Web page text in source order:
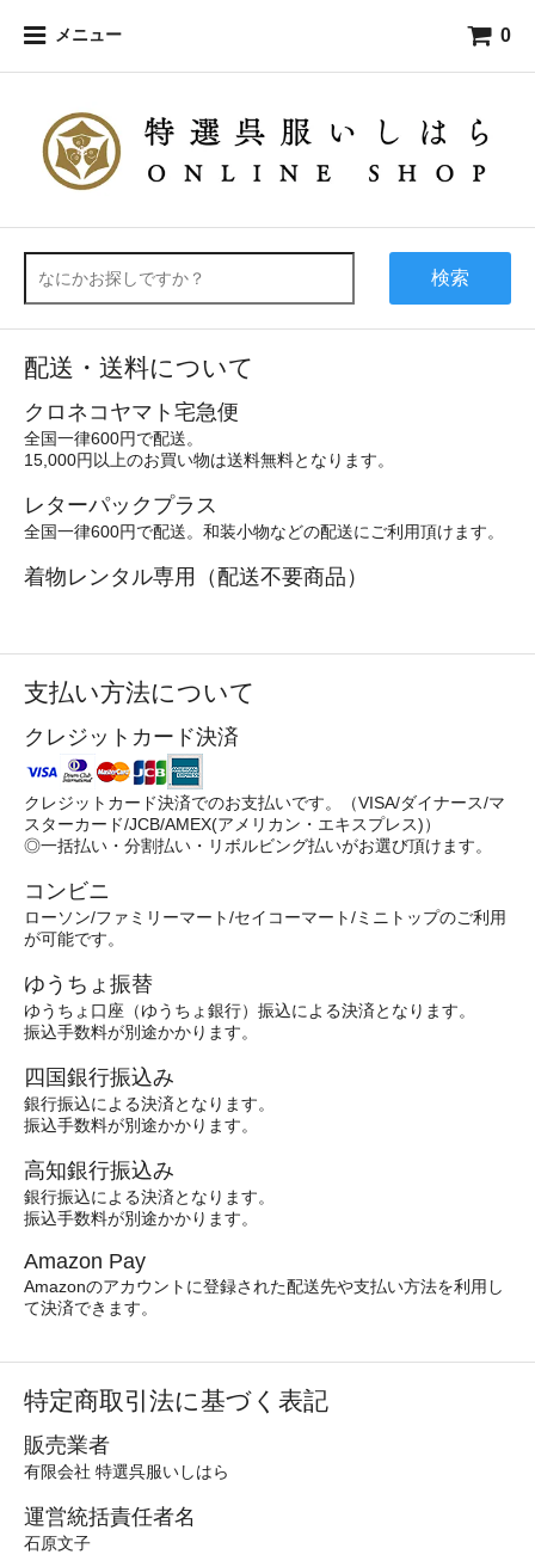
メニュー 0
検索
配送・送料について
クロネコヤマト宅急便
全国一律600円で配送。
15,000円以上のお買い物は送料無料となります。
レターパックプラス
全国一律600円で配送。和装小物などの配送にご利用頂けます。
着物レンタル専用（配送不要商品）
支払い方法について
クレジットカード決済
クレジットカード決済でのお支払いです。（VISA/ダイナース/マ
スターカード/JCB/AMEX(アメリカン・エキスプレス)）
◎一括払い・分割払い・リボルビング払いがお選び頂けます。
コンビニ
ローソン/ファミリーマート/セイコーマート/ミニトップのご利用
が可能です。
ゆうちょ振替
ゆうちょ口座（ゆうちょ銀行）振込による決済となります。
振込手数料が別途かかります。
四国銀行振込み
銀行振込による決済となります。
振込手数料が別途かかります。
高知銀行振込み
銀行振込による決済となります。
振込手数料が別途かかります。
Amazon Pay
Amazonのアカウントに登録された配送先や支払い方法を利用し
て決済できます。
特定商取引法に基づく表記
販売業者
有限会社 特選呉服いしはら
運営統括責任者名
石原文子